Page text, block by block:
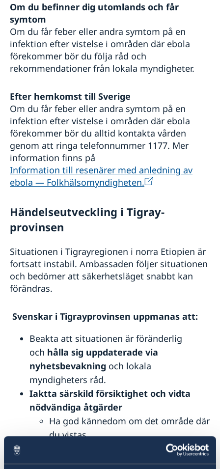
Om du befinner dig utomlands och får
symtom
Om du får feber eller andra symtom på en
infektion efter vistelse i områden där ebola
förekommer bör du följa råd och
rekommendationer från lokala myndigheter.
Efter hemkomst till Sverige
Om du får feber eller andra symtom på en
infektion efter vistelse i områden där ebola
förekommer bör du alltid kontakta vården
genom att ringa telefonnummer 1177. Mer
information finns på
Information till resenärer med anledning av
ebola — Folkhälsomyndigheten.
Händelseutveckling i Tigray-
provinsen
Situationen i Tigrayregionen i norra Etiopien är
fortsatt instabil. Ambassaden följer situationen
och bedömer att säkerhetsläget snabbt kan
förändras.
Svenskar i Tigrayprovinsen uppmanas att:
Beakta att situationen är föränderlig
och hålla sig uppdaterade via
nyhetsbevakning och lokala
myndigheters råd.
Iaktta särskild försiktighet och vidta
nödvändiga åtgärder
Ha god kännedom om det område där
du vistas
Ha tillgång till förnödenheter som tex
vatten, mat och mediciner. Ha